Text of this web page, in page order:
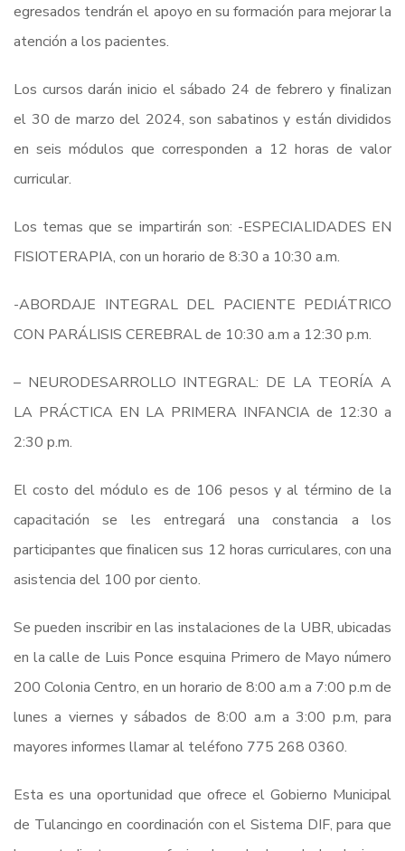
egresados tendrán el apoyo en su formación para mejorar la
atención a los pacientes.
Los cursos darán inicio el sábado 24 de febrero y finalizan
el 30 de marzo del 2024, son sabatinos y están divididos
en seis módulos que corresponden a 12 horas de valor
curricular.
Los temas que se impartirán son: -ESPECIALIDADES EN
FISIOTERAPIA, con un horario de 8:30 a 10:30 a.m.
-ABORDAJE INTEGRAL DEL PACIENTE PEDIÁTRICO
CON PARÁLISIS CEREBRAL de 10:30 a.m a 12:30 p.m.
– NEURODESARROLLO INTEGRAL: DE LA TEORÍA A
LA PRÁCTICA EN LA PRIMERA INFANCIA de 12:30 a
2:30 p.m.
El costo del módulo es de 106 pesos y al término de la
capacitación se les entregará una constancia a los
participantes que finalicen sus 12 horas curriculares, con una
asistencia del 100 por ciento.
Se pueden inscribir en las instalaciones de la UBR, ubicadas
en la calle de Luis Ponce esquina Primero de Mayo número
200 Colonia Centro, en un horario de 8:00 a.m a 7:00 p.m de
lunes a viernes y sábados de 8:00 a.m a 3:00 p.m, para
mayores informes llamar al teléfono 775 268 0360.
Esta es una oportunidad que ofrece el Gobierno Municipal
de Tulancingo en coordinación con el Sistema DIF, para que